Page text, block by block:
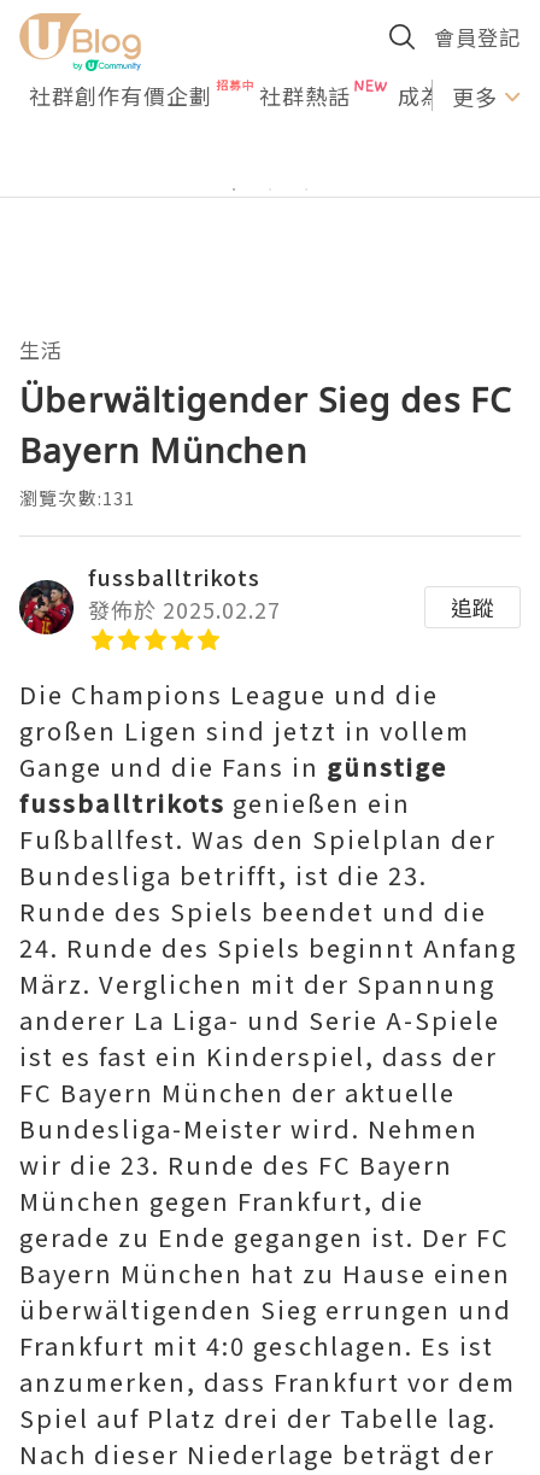
會員登記
社群創作有價企劃 社群熱話 成為U更多
生活
Überwältigender Sieg des FC
Bayern München
瀏覽次數:131
fussballtrikots
發佈於 2025.02.27
追蹤
Die Champions League und die
großen Ligen sind jetzt in vollem
Gange und die Fans in günstige
fussballtrikots genießen ein
Fußballfest. Was den Spielplan der
Bundesliga betrifft, ist die 23.
Runde des Spiels beendet und die
24. Runde des Spiels beginnt Anfang
März. Verglichen mit der Spannung
anderer La Liga- und Serie A-Spiele
ist es fast ein Kinderspiel, dass der
FC Bayern München der aktuelle
Bundesliga-Meister wird. Nehmen
wir die 23. Runde des FC Bayern
München gegen Frankfurt, die
gerade zu Ende gegangen ist. Der FC
Bayern München hat zu Hause einen
überwältigenden Sieg errungen und
Frankfurt mit 4:0 geschlagen. Es ist
anzumerken, dass Frankfurt vor dem
Spiel auf Platz drei der Tabelle lag.
Nach dieser Niederlage beträgt der